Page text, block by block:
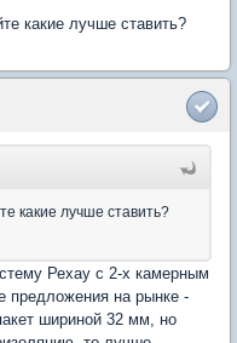
какие лучше ставить?
какие лучше ставить?
Рехау с 2-х камерным
предложения на рынке -
шириной 32 мм, но